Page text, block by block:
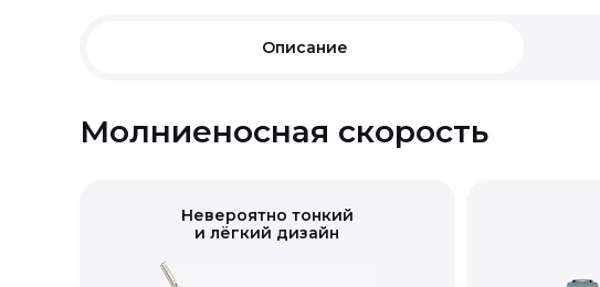
Описание
Молниеносная скорость
Невероятно тонкий
и лёгкий дизайн